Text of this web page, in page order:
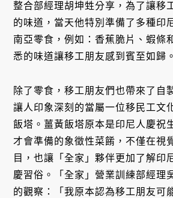
整合部經理胡坤甡分享，為了讓移
的味道，當天他特別準備了多種印
南亞零食，例如：香蕉脆片、蝦條
悉的味道讓移工朋友感到賓至如歸。
除了零食，移工朋友們也帶來了自
讓人印象深刻的當屬一位移民工文
飯塔。薑黃飯塔原本是印尼人慶祝
才會準備的象徵性菜餚，不僅在視
目，也讓「全家」夥伴更加了解印
慶習俗。「全家」營業訓練部經理
的觀察：「我原本認為移工朋友可